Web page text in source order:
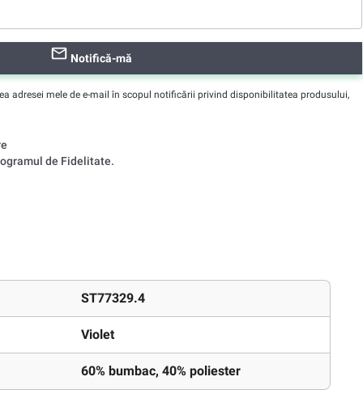
Notifică-mă
adresei mele de e-mail în scopul notificării privind disponibilitatea produsului,
de Fidelitate.
ST77329.4
Violet
60% bumbac, 40% poliester